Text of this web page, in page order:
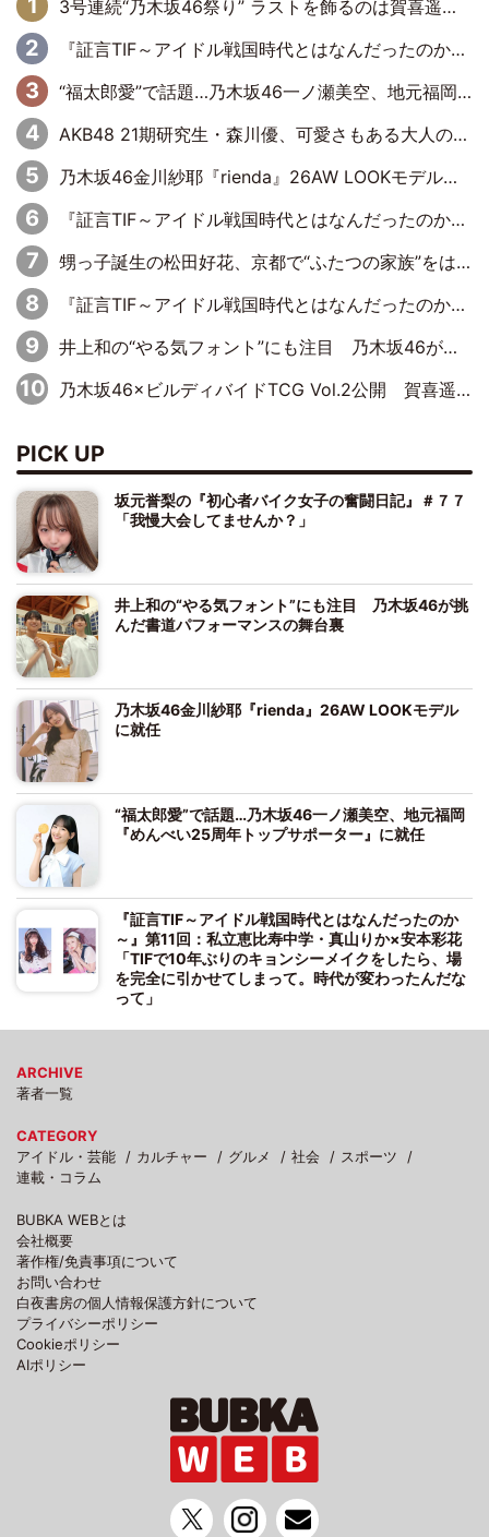
3号連続“乃木坂46祭り” ラストを飾るのは賀喜遥香…5年ぶりの登場に「5年分大人になった私を見ていただけたら」
『証言TIF～アイドル戦国時代とはなんだったのか～』第6回：でんぱ組.inc・古川未鈴×相沢梨紗「『ハロプロやりたかったな』って言ったら、夢眠ねむさんに『てめえはでんぱ組．incなんだよ！』って肩パンされて(笑)」
“福太郎愛”で話題…乃木坂46一ノ瀬美空、地元福岡『めんべい25周年トップサポーター』に就任
AKB48 21期研究生・森川優、可愛さもある大人の女性に
乃木坂46金川紗耶『rienda』26AW LOOKモデルに就任
『証言TIF～アイドル戦国時代とはなんだったのか～』第11回：私立恵比寿中学・真山りか×安本彩花「TIFで10年ぶりのキョンシーメイクをしたら、場を完全に引かせてしまって。時代が変わったんだなって」
甥っ子誕生の松田好花、京都で“ふたつの家族”をはしご！ “母”黒谷友香に見送られ、“父”松岡昌宏とはハシゴ酒
『証言TIF～アイドル戦国時代とはなんだったのか～』第10回：さくら学院・武藤彩未×飯田らうら「正直、中3で辞めるというのを信じてなくて。そう言われてはいたけど、嘘でしょって」
井上和の“やる気フォント”にも注目 乃木坂46が挑んだ書道パフォーマンスの舞台裏
乃木坂46×ビルディバイドTCG Vol.2公開 賀喜遥香＆田村真佑が『京まふ』ステージに登壇
PICK UP
坂元誉梨の『初心者バイク女子の奮闘日記』＃７７
「我慢大会してませんか？」
井上和の“やる気フォント”にも注目 乃木坂46が挑
んだ書道パフォーマンスの舞台裏
乃木坂46金川紗耶『rienda』26AW LOOKモデル
に就任
“福太郎愛”で話題…乃木坂46一ノ瀬美空、地元福岡
『めんべい25周年トップサポーター』に就任
『証言TIF～アイドル戦国時代とはなんだったのか
～』第11回：私立恵比寿中学・真山りか×安本彩花
「TIFで10年ぶりのキョンシーメイクをしたら、場
を完全に引かせてしまって。時代が変わったんだな
って」
ARCHIVE
著者一覧
CATEGORY
アイドル・芸能
カルチャー グルメ 社会
スポーツ
連載・コラム
BUBKA WEBとは
会社概要
著作権/免責事項について
お問い合わせ
白夜書房の個人情報保護方針について
プライバシーポリシー
Cookieポリシー
AIポリシー